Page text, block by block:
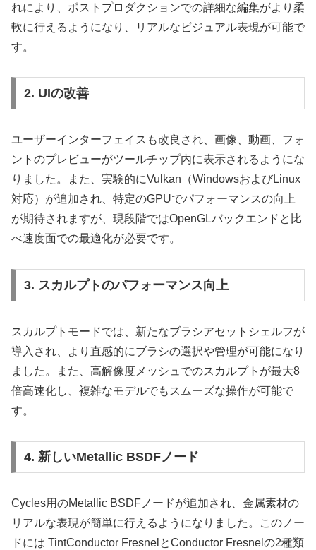
れにより、ポストプロダクションでの詳細な編集がより柔
軟に行えるようになり、リアルなビジュアル表現が可能で
す。
2. UIの改善
ユーザーインターフェイスも改良され、画像、動画、フォ
ントのプレビューがツールチップ内に表示されるようにな
りました。また、実験的にVulkan（WindowsおよびLinux
対応）が追加され、特定のGPUでパフォーマンスの向上
が期待されますが、現段階ではOpenGLバックエンドと比
べ速度面での最適化が必要です。
3. スカルプトのパフォーマンス向上
スカルプトモードでは、新たなブラシアセットシェルフが
導入され、より直感的にブラシの選択や管理が可能になり
ました。また、高解像度メッシュでのスカルプトが最大8
倍高速化し、複雑なモデルでもスムーズな操作が可能で
す。
4. 新しいMetallic BSDFノード
Cycles用のMetallic BSDFノードが追加され、金属素材の
リアルな表現が簡単に行えるようになりました。このノー
ドには TintConductor FresnelとConductor Fresnelの2種類